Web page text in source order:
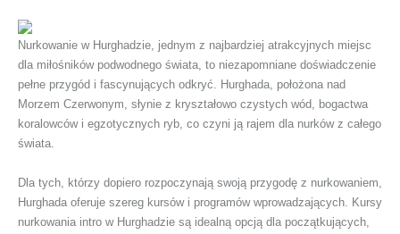
Nurkowanie w Hurghadzie, jednym z najbardziej atrakcyjnych miejsc
dla miłośników podwodnego świata, to niezapomniane doświadczenie
pełne przygód i fascynujących odkryć. Hurghada, położona nad
Morzem Czerwonym, słynie z kryształowo czystych wód, bogactwa
koralowców i egzotycznych ryb, co czyni ją rajem dla nurków z całego
świata.
Dla tych, którzy dopiero rozpoczynają swoją przygodę z nurkowaniem,
Hurghada oferuje szereg kursów i programów wprowadzających. Kursy
nurkowania intro w Hurghadzie są idealną opcją dla początkujących,